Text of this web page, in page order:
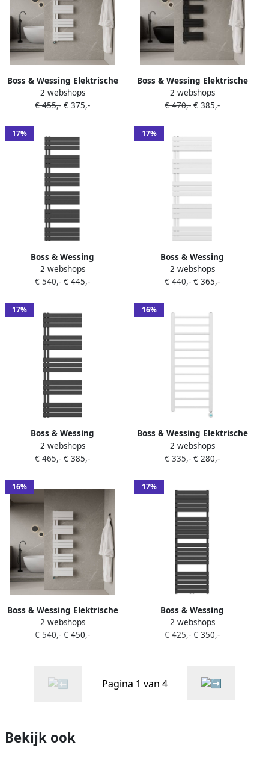
Boss & Wessing Elektrische
Handdoekradiator BWS
Russ Links aansluiting
2 webshops
€ 455,- € 375,-
Boss & Wessing Elektrische
Handdoekradiator BWS
Russ Links aansluiting
2 webshops
€ 470,- € 385,-
17%
Boss & Wessing
Handdoekradiator BWS Boss
Links aansluiting 1021W
2 webshops
€ 540,- € 445,-
17%
Boss & Wessing
Handdoekradiator BWS Boss
Links aansluiting 864W
2 webshops
€ 440,- € 365,-
17%
Boss & Wessing
Handdoekradiator BWS Boss
Links aansluiting 864W
2 webshops
€ 465,- € 385,-
16%
Boss & Wessing Elektrische
Handdoekradiator BWS Bess
413W Smart Wifi 120x50 cm
2 webshops
€ 335,- € 280,-
16%
Boss & Wessing Elektrische
Handdoekradiator BWS
Russ Links aansluiting
2 webshops
€ 540,- € 450,-
17%
Boss & Wessing
Handdoekradiator BWS Ress
Middenaansluiting 1081W
2 webshops
€ 425,- € 350,-
Pagina 1 van 4
Bekijk ook